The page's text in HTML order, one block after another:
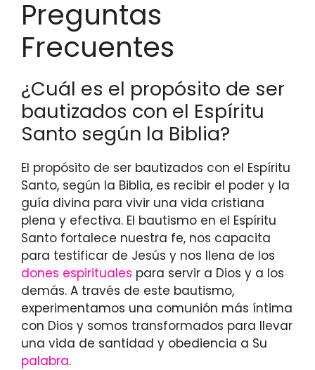
Preguntas
Frecuentes
¿Cuál es el propósito de ser
bautizados con el Espíritu
Santo según la Biblia?
El propósito de ser bautizados con el Espíritu
Santo, según la Biblia, es recibir el poder y la
guía divina para vivir una vida cristiana
plena y efectiva. El bautismo en el Espíritu
Santo fortalece nuestra fe, nos capacita
para testificar de Jesús y nos llena de los
dones espirituales para servir a Dios y a los
demás. A través de este bautismo,
experimentamos una comunión más íntima
con Dios y somos transformados para llevar
una vida de santidad y obediencia a Su
palabra.